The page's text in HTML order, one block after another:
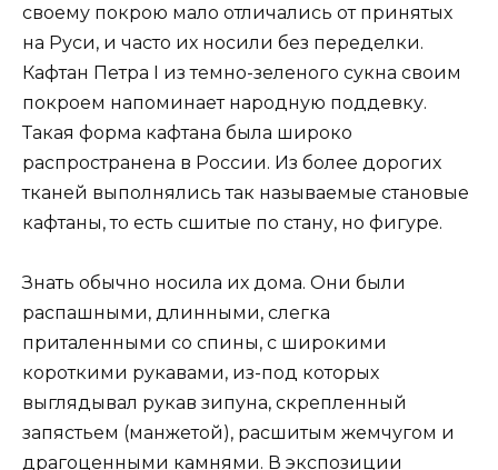
своему покрою мало отличались от принятых
на Руси, и часто их носили без переделки.
Кафтан Петра I из темно-зеленого сукна своим
покроем напоминает народную поддевку.
Такая форма кафтана была широко
распространена в России. Из более дорогих
тканей выполнялись так называемые становые
кафтаны, то есть сшитые по стану, но фигуре.
Знать обычно носила их дома. Они были
распашными, длинными, слегка
приталенными со спины, с широкими
короткими рукавами, из-под которых
выглядывал рукав зипуна, скрепленный
запястьем (манжетой), расшитым жемчугом и
драгоценными камнями. В экспозиции